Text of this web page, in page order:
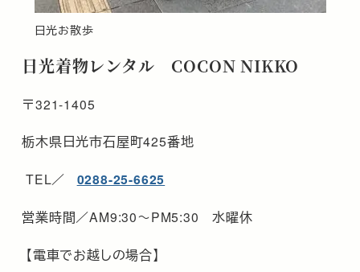
日光お散歩
日光着物レンタル COCON NIKKO
〒321-1405
栃木県日光市石屋町425番地
TEL／ 0288-25-6625
営業時間／AM9:30～PM5:30 水曜休
【電車でお越しの場合】